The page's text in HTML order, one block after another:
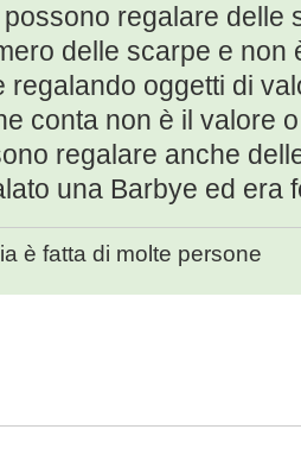
regalare delle
delle scarpe e non
regalando oggetti di
conta non è il valore
regalare anche
una Barbye ed era
è fatta di molte persone